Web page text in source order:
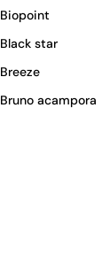
Biopoint
Black star
Breeze
Bruno acampora